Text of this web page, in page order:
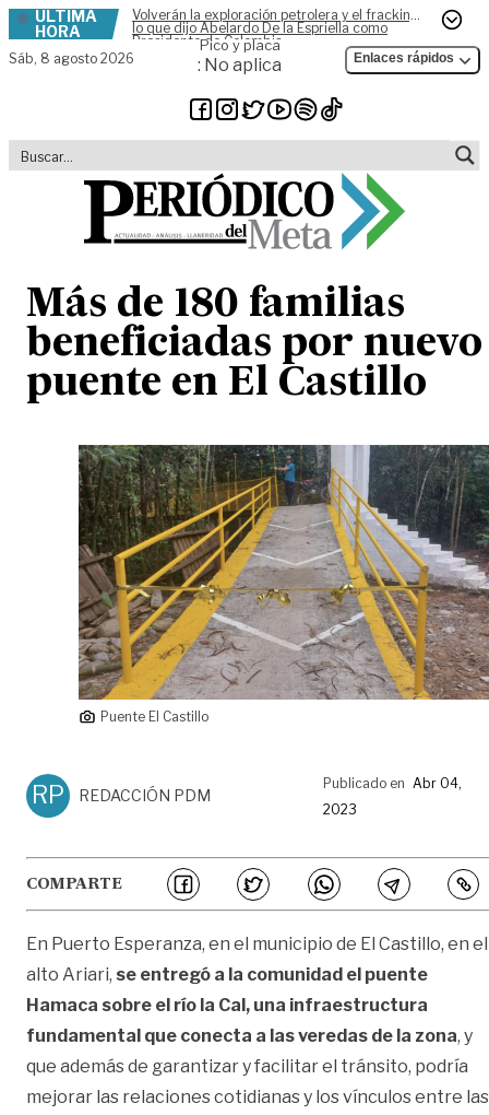
Skip to content
ÚLTIMA
HORA
Volverán la exploración petrolera y el fracking,
lo que dijo Abelardo De la Espriella como
Presidente de Colombia
Sáb, 8 agosto 2026
Pico y placa
: No aplica Enlaces rápidos
Más de 180 familias
beneficiadas por nuevo
puente en El Castillo
Puente El Castillo
RP REDACCIÓN PDM
Publicado en Abr 04,
2023
COMPARTE
En Puerto Esperanza, en el municipio de El Castillo, en el
alto Ariari, se entregó a la comunidad el puente
Hamaca sobre el río la Cal, una infraestructura
fundamental que conecta a las veredas de la zona, y
que además de garantizar y facilitar el tránsito, podría
mejorar las relaciones cotidianas y los vínculos entre las